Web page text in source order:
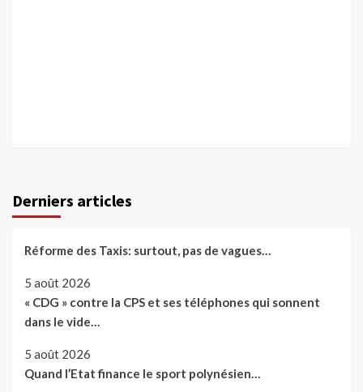
Derniers articles
Réforme des Taxis: surtout, pas de vagues…
5 août 2026
« CDG » contre la CPS et ses téléphones qui sonnent
dans le vide…
5 août 2026
Quand l’Etat finance le sport polynésien…